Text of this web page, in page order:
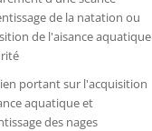
de la natation ou
de l'aisance aquatique
portant sur l'acquisition
aquatique et
des nages